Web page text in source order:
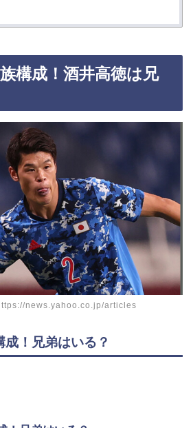
構成！酒井高徳は兄
news.yahoo.co.jp/articles
！兄弟はいる？